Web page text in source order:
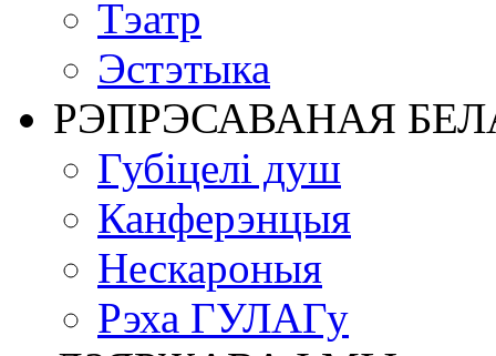
Тэатр
Эстэтыка
РЭПРЭСАВАНАЯ
Губіцелі душ
Канферэнцыя
Нескароныя
Рэха ГУЛАГу